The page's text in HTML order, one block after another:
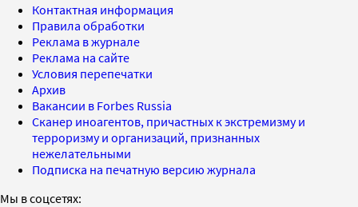
Контактная информация
Правила обработки
Реклама в журнале
Реклама на сайте
Условия перепечатки
Архив
Вакансии в Forbes Russia
Сканер иноагентов, причастных к экстремизму и
терроризму и организаций, признанных
нежелательными
Подписка на печатную версию журнала
Мы в соцсетях: